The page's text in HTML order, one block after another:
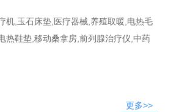
机,玉石床垫,医疗器械,养殖取暖,电热毛
热鞋垫,移动桑拿房,前列腺治疗仪,中药
更多>>